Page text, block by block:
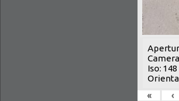
Iso: 148
«
‹